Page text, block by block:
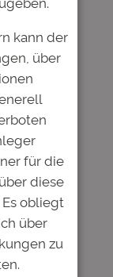
für
kann der
über
für die
diese
obliegt
über
zu